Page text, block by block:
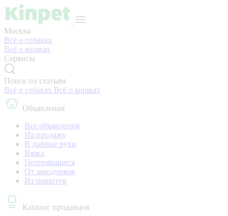
Москва
Всё о собаках
Всё о кошках
Сервисы
Поиск по статьям
Всё о собаках Всё о кошках
Объявления
Все объявления
На продажу
В добрые руки
Вязка
Потерявшиеся
От заводчиков
Из приютов
Каталог продавцов